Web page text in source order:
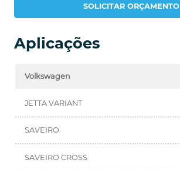
SOLICITAR ORÇAMENTO
Aplicações
Volkswagen
JETTA VARIANT
SAVEIRO
SAVEIRO CROSS